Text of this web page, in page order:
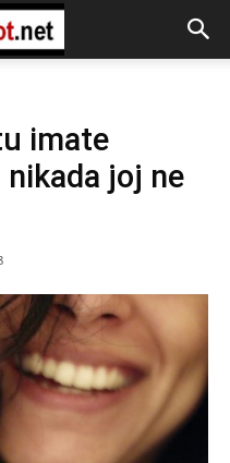
imate
nikada joj ne